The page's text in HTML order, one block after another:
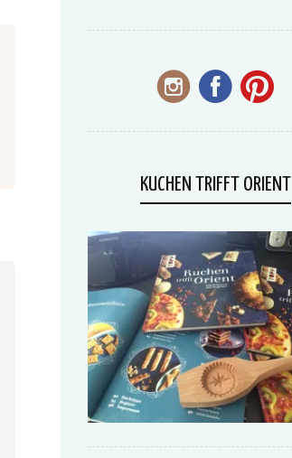
KUCHEN TRIFFT ORIENT